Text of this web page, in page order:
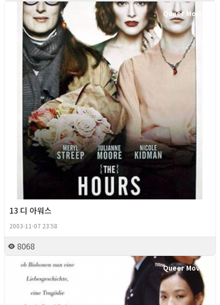
Queer Movie
13 디 아워스
2003-11-07 23:58
8068
Queer Movie